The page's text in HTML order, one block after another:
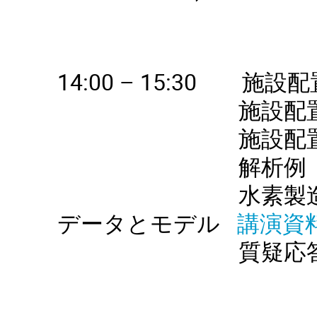
14:00 – 15:30 施設配
施設配置問題
施設配置問題の
解析例（2〜
水素製造機能を
データとモデル講演資
質疑応